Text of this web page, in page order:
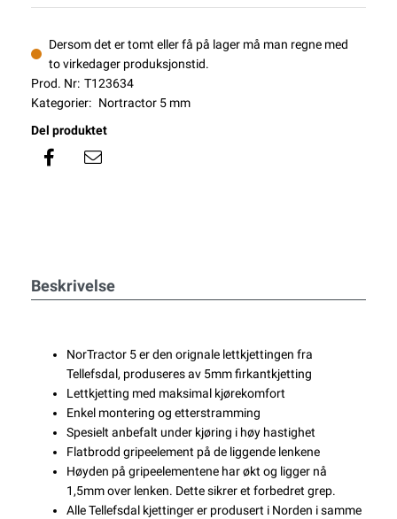
Dersom det er tomt eller få på lager må man regne med
to virkedager produksjonstid.
Prod. Nr: T123634
Kategorier: Nortractor 5 mm
Del produktet
Beskrivelse
NorTractor 5 er den orignale lettkjettingen fra
Tellefsdal, produseres av 5mm firkantkjetting
Lettkjetting med maksimal kjørekomfort
Enkel montering og etterstramming
Spesielt anbefalt under kjøring i høy hastighet
Flatbrodd gripeelement på de liggende lenkene
Høyden på gripeelementene har økt og ligger nå
1,5mm over lenken. Dette sikrer et forbedret grep.
Alle Tellefsdal kjettinger er produsert i Norden i samme